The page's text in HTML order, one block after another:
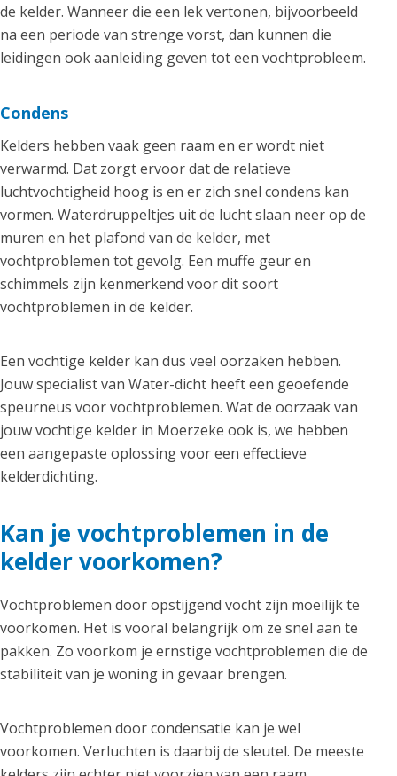
de kelder. Wanneer die een lek vertonen, bijvoorbeeld
na een periode van strenge vorst, dan kunnen die
leidingen ook aanleiding geven tot een vochtprobleem.
Condens
Kelders hebben vaak geen raam en er wordt niet
verwarmd. Dat zorgt ervoor dat de relatieve
luchtvochtigheid hoog is en er zich snel condens kan
vormen. Waterdruppeltjes uit de lucht slaan neer op de
muren en het plafond van de kelder, met
vochtproblemen tot gevolg. Een muffe geur en
schimmels zijn kenmerkend voor dit soort
vochtproblemen in de kelder.
Een vochtige kelder kan dus veel oorzaken hebben.
Jouw specialist van Water-dicht heeft een geoefende
speurneus voor vochtproblemen. Wat de oorzaak van
jouw vochtige kelder in Moerzeke ook is, we hebben
een aangepaste oplossing voor een effectieve
kelderdichting.
Kan je vochtproblemen in de
kelder voorkomen?
Vochtproblemen door opstijgend vocht zijn moeilijk te
voorkomen. Het is vooral belangrijk om ze snel aan te
pakken. Zo voorkom je ernstige vochtproblemen die de
stabiliteit van je woning in gevaar brengen.
Vochtproblemen door condensatie kan je wel
voorkomen. Verluchten is daarbij de sleutel. De meeste